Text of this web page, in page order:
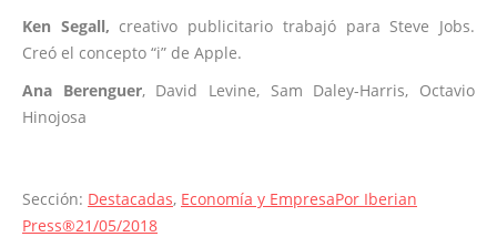
Ken Segall, creativo publicitario trabajó para Steve Jobs.
Creó el concepto “i” de Apple.
Ana Berenguer, David Levine, Sam Daley-Harris, Octavio
Hinojosa
Sección: Destacadas, Economía y EmpresaPor Iberian
Press®21/05/2018